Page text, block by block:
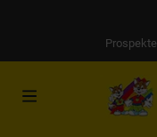
Prospekte